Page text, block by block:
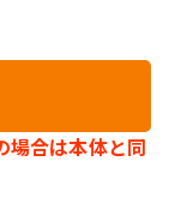
場合は本体と同